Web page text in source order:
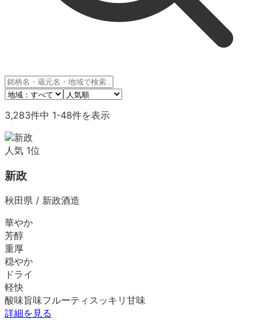
3,283件中 1-48件を表示
人気 1位
新政
秋田県 / 新政酒造
華やか
芳醇
重厚
穏やか
ドライ
軽快
酸味旨味フルーティ スッキリ 甘味
詳細を見る